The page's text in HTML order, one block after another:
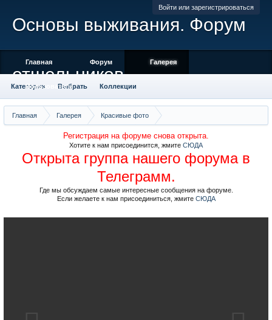
Войти или зарегистрироваться
Главная Галерея Красивые фото
Саяны, хребет Ергаки, фото Матниной
Регистрация на форуме снова открыта.
Хотите к нам присоединится, жмите СЮДА
Открыта группа нашего форума в
Телеграмм.
Где мы обсуждаем самые интересные сообщения на форуме.
Если желаете к нам присоединиться, жмите СЮДА
Основы выживания. Форум
отшельников
Главная Форум Галерея
Категории Выбрать Коллекции
Места отмеченные на карте Камера Облако тегов
Пользователи